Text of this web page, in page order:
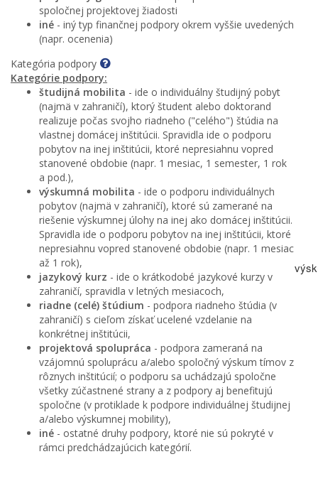
spoločnej projektovej žiadosti
iné - iný typ finančnej podpory okrem vyššie uvedených
(napr. ocenenia)
Kategória podpory
Kategórie podpory:
študijná mobilita - ide o individuálny študijný pobyt
(najmä v zahraničí), ktorý študent alebo doktorand
realizuje počas svojho riadneho ("celého") štúdia na
vlastnej domácej inštitúcii. Spravidla ide o podporu
pobytov na inej inštitúcii, ktoré nepresiahnu vopred
stanovené obdobie (napr. 1 mesiac, 1 semester, 1 rok
a pod.),
výskumná mobilita - ide o podporu individuálnych
pobytov (najmä v zahraničí), ktoré sú zamerané na
riešenie výskumnej úlohy na inej ako domácej inštitúcii.
Spravidla ide o podporu pobytov na inej inštitúcii, ktoré
nepresiahnu vopred stanovené obdobie (napr. 1 mesiac
až 1 rok),
jazykový kurz - ide o krátkodobé jazykové kurzy v
zahraničí, spravidla v letných mesiacoch,
riadne (celé) štúdium - podpora riadneho štúdia (v
zahraničí) s cieľom získať ucelené vzdelanie na
konkrétnej inštitúcii,
projektová spolupráca - podpora zameraná na
vzájomnú spoluprácu a/alebo spoločný výskum tímov z
rôznych inštitúcií; o podporu sa uchádzajú spoločne
všetky zúčastnené strany a z podpory aj benefitujú
spoločne (v protiklade k podpore individuálnej študijnej
a/alebo výskumnej mobility),
iné - ostatné druhy podpory, ktoré nie sú pokryté v
rámci predchádzajúcich kategórií.